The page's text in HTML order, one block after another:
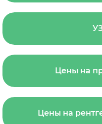
Цены на
Цены на